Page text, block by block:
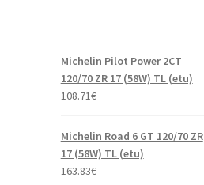
Michelin Pilot Power 2CT
120/70 ZR 17 (58W) TL (etu)
108.71€
Michelin Road 6 GT 120/70 ZR
17 (58W) TL (etu)
163.83€